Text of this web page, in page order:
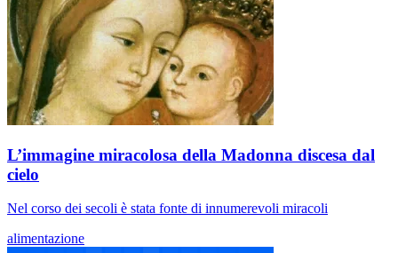
L’immagine miracolosa della Madonna discesa dal
cielo
Nel corso dei secoli è stata fonte di innumerevoli miracoli
alimentazione